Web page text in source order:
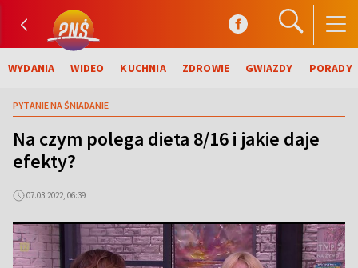
WYDANIA WIDEO KUCHNIA ZDROWIE GWIAZDY PORADY
PYTANIE NA ŚNIADANIE
Na czym polega dieta 8/16 i jakie daje
efekty?
07.03.2022, 06:39